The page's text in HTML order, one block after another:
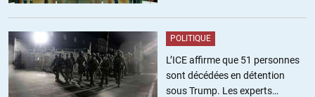
caractère, quelles idéologies cela forge? Quelles conséquences?
millions de gens comme Bush en 2003 et Fabius/Hollande en Syrie
en 2012.
+16 ALERTER
POLITIQUE
L’ICE affirme que 51 personnes
sont décédées en détention
sous Trump. Les experts